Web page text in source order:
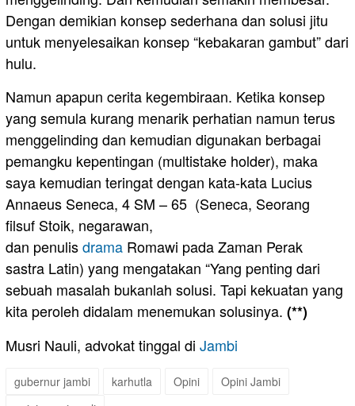
Dengan demikian konsep sederhana dan solusi jitu
untuk menyelesaikan konsep “kebakaran gambut” dari
hulu.
Namun apapun cerita kegembiraan. Ketika konsep
yang semula kurang menarik perhatian namun terus
menggelinding dan kemudian digunakan berbagai
pemangku kepentingan (multistake holder), maka
saya kemudian teringat dengan kata-kata Lucius
Annaeus Seneca, 4 SM – 65 (Seneca, Seorang
filsuf Stoik, negarawan,
dan penulisdrama Romawi pada Zaman Perak
sastra Latin) yang mengatakan “Yang penting dari
sebuah masalah bukanlah solusi. Tapi kekuatan yang
kita peroleh didalam menemukan solusinya. (**)
Musri Nauli, advokat tinggal di Jambi
gubernur jambi karhutla Opini
Opini Jambi